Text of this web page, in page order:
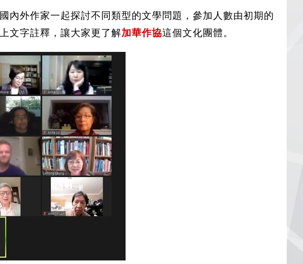
內外作家一起探討不同類型的文學問題，參加人數由初期的
文字註釋，讓大家更了解加華作協這個文化團體。